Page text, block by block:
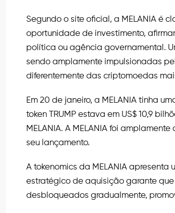
Segundo o site oficial, a MELANIA é
oportunidade de investimento,
política ou agência governamental.
sendo amplamente impulsionadas
diferentemente das criptomoedas
Em 20 de janeiro, a MELANIA tinha
token TRUMP estava em US$ 10,9
MELANIA. A MELANIA foi
seu lançamento.
A tokenomics da MELANIA apresenta
estratégico de aquisição garante
desbloqueados gradualmente,